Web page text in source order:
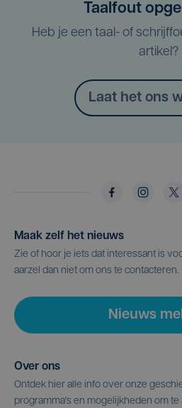
Taalfout
Heb je een taal- of
artikel?
Laat het ons
Maak zelf het nieuws
Zie of hoor je iets dat interessant is
aarzel dan niet om ons te contacteren.
Nieuws
Over ons
Ontdek hier alle info over onze
programma's en mogelijkheden om te